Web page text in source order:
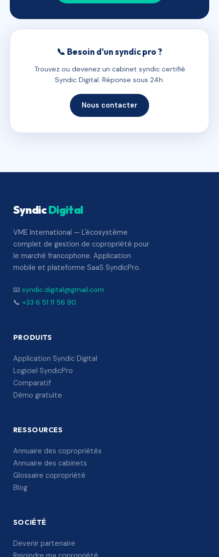
📞 Besoin d'un syndic pro ?
Trouvez ou devenez un cabinet syndic certifié
Syndic Digital. Réponse sous 24h.
Nous contacter
SyndicDigital
VME International — L'écosystème
complet de gestion de copropriété pour
le marché francophone. Application
mobile et plateforme SaaS SyndicPro.
📧 syndic.digital@gmail.com
📞 +33 6 51 11 56 90
PRODUITS
Application Syndic Digital
Logiciel SyndicPro
Comparatif
Démo gratuite
RESSOURCES
Annuaire des copropriétés
Annuaire des cabinets
Glossaire copropriété
Blog
SOCIÉTÉ
Devenir partenaire